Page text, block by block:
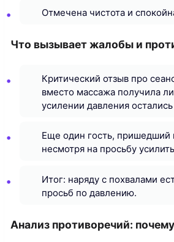
Отмечена чистота и
Что вызывает жалобы и
Критический отзыв про
вместо массажа получила
усилении давления остались
Еще один гость, пришедший
несмотря на просьбу
Итог: наряду с похвалами
просьб по давлению.
Анализ противоречий: